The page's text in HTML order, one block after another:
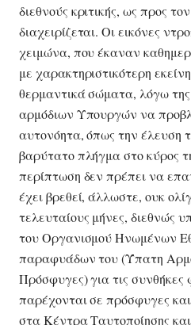
διεθνούς κριτικής, ως προς
διαχειρίζεται. Οι εικόνες
χειμώνα, που έκαναν
με χαρακτηριστικότερη
θερμαντικά σώματα, λόγω
αρμόδιων Υπουργών να
αυτονόητα, όπως την έλευση
βαρύτατο πλήγμα στο κύρος
περίπτωση δεν πρέπει να
έχει βρεθεί, άλλωστε, ουκ
τελευταίους μήνες, διεθνώς
του Οργανισμού Ηνωμένων
παραφυάδων του (Ύπατη
Πρόσφυγες) για τις συνθήκες
παρέχονται σε πρόσφυγες
στα Κέντρα Ταυτοποίησης